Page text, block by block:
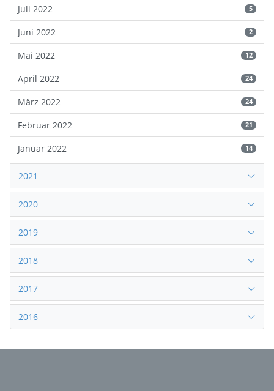
Juli 2022 5
Juni 2022 2
Mai 2022 12
April 2022 24
März 2022 24
Februar 2022 21
Januar 2022 14
2021
2020
2019
2018
2017
2016